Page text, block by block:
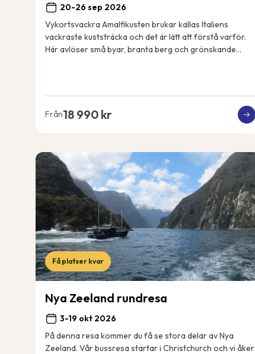
20-26 sep 2026
Vykortsvackra Amalfikusten brukar kallas Italiens
vackraste kuststräcka och det är lätt att förstå varför.
Här avlöser små byar, branta berg och grönskande
Från18 990 kr
Få platser kvar
Nya Zeeland rundresa
3-19 okt 2026
På denna resa kommer du få se stora delar av Nya
Zeeland. Vår bussresa startar i Christchurch och vi åker